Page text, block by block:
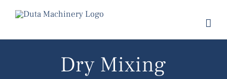
Skip
content
Dry Mixing